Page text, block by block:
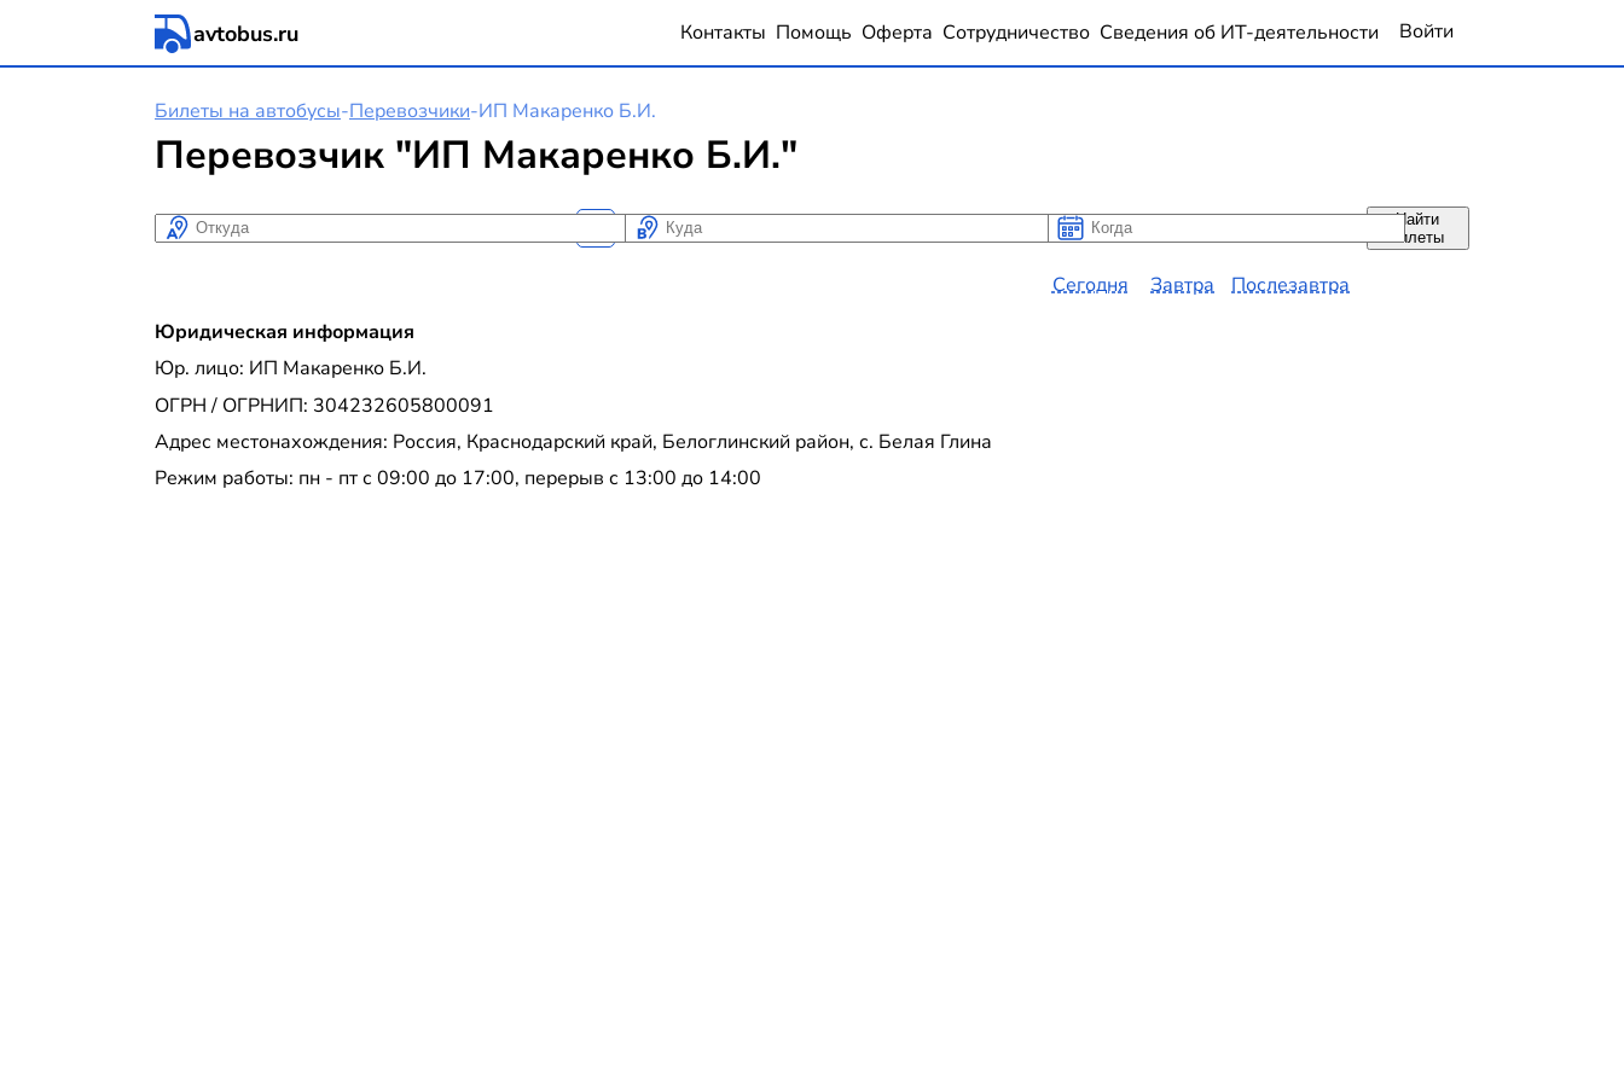
avtobus.ru Контакты Помощь Оферта Сотрудничество Сведения об ИТ-деятельности Войти
Билеты на автобусы-Перевозчики-ИП Макаренко Б.И.
Перевозчик "ИП Макаренко Б.И."
Откуда Куда Когда
Когда
Сегодня Завтра Послезавтра
Найти
билеты
Юридическая информация
Юр. лицо: ИП Макаренко Б.И.
ОГРН / ОГРНИП: 304232605800091
Адрес местонахождения: Россия, Краснодарский край, Белоглинский район, с. Белая Глина
Режим работы: пн - пт с 09:00 до 17:00, перерыв с 13:00 до 14:00